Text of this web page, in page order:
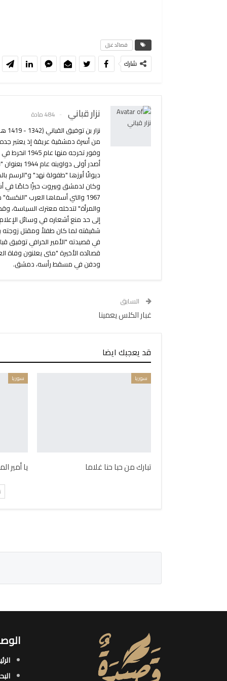
قصائد غزل
شارك
نزار قباني 484 مادة
من أسرة دمشقية عريقة إذ يعتبر
ديوانًا أبرزها "طفولة نهد" و"الرسم
وكان لدمشق وبيروت حيزًا خاصًا في
1967 والتي أسماها العرب
والمرأة" لتدخله معترك السياسة،
إلى حد منع أشعاره في وسائل
شقيقته لما كان طفلاً ومقتل زوجته
في قصيدته "الأمير الخرافي توفيق
ودفن في مسقط رأسه، دمشق.
السابق
غبار الكلس يعمينا
قد يعجبك ايضا
سوريا
تبارك من حبا حنا غلاما
سوريا
يا أمير